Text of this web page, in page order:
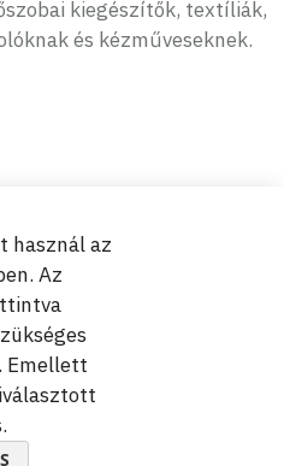
kiegészítők, textíliák,
és kézműveseknek.
fizetések
s.r.o.
használ az
Az
Emellett